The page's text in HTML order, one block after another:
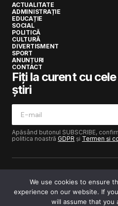
ACTUALITATE
ADMINISTRAȚIE
EDUCAȚIE
SOCIAL
POLITICĂ
CULTURĂ
DIVERTISMENT
SPORT
ANUNȚURI
CONTACT
Fiți la curent cu
știri
Apăsând butonul SUBSCRIBE,
politica noastră GDPR și Termen și
Copyright © 2017-2025
rezervate · Dezvoltat dePower
We use cookies to ensure
experience on our website. If
will assume that you